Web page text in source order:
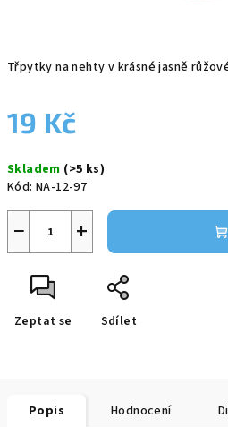
Třpytky na nehty v krásné jasně
19 Kč
cena:
Skladem (>5 ks)
Kód: NA-12-97
+
−
Zeptat se Sdílet
Popis Hodnocení